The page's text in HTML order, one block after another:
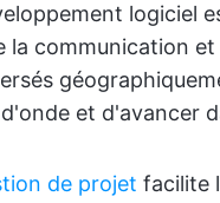
logiciel
communication
et d'avancer
de projet facilite